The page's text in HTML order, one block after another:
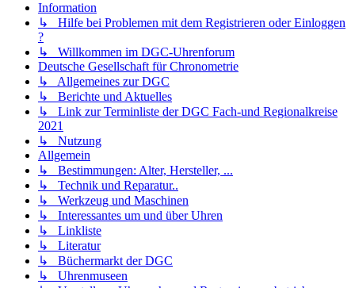
Information
↳ Hilfe bei Problemen mit dem Registrieren oder Einloggen
?
↳ Willkommen im DGC-Uhrenforum
Deutsche Gesellschaft für Chronometrie
↳ Allgemeines zur DGC
↳ Berichte und Aktuelles
↳ Link zur Terminliste der DGC Fach-und Regionalkreise
2021
↳ Nutzung
Allgemein
↳ Bestimmungen: Alter, Hersteller, ...
↳ Technik und Reparatur..
↳ Werkzeug und Maschinen
↳ Interessantes um und über Uhren
↳ Linkliste
↳ Literatur
↳ Büchermarkt der DGC
↳ Uhrenmuseen